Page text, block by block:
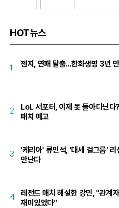
HOT뉴스
1 젠지, 연패 탈출...한화생명 3년
2
LoL 서포터, 이제 못 돌아다닌다
패치 예고
3
'케리아' 류민석, '대세 걸그룹' 리
만난다
4
레전드 매치 해설한 강민, "관계
재미있었다"